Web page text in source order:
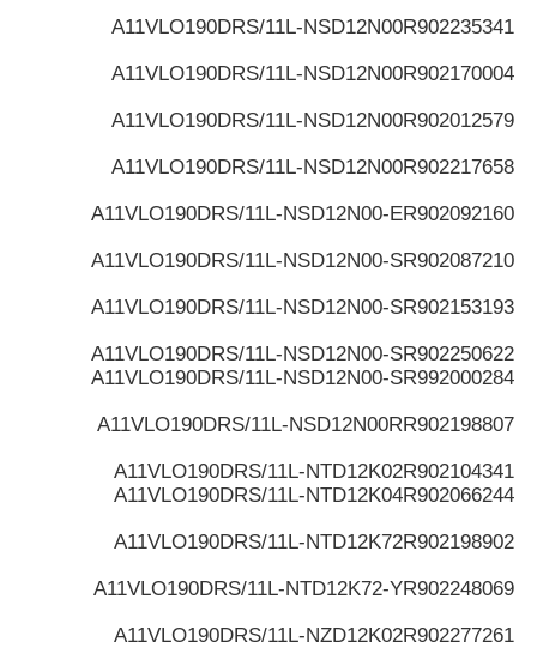
R902235341
A11VLO190DRS/11L-NSD12N00
R902170004
A11VLO190DRS/11L-NSD12N00
R902012579
A11VLO190DRS/11L-NSD12N00
R902217658
A11VLO190DRS/11L-NSD12N00
R902092160
A11VLO190DRS/11L-NSD12N00-E
R902087210
A11VLO190DRS/11L-NSD12N00-S
R902153193
A11VLO190DRS/11L-NSD12N00-S
R902250622
A11VLO190DRS/11L-NSD12N00-S
R992000284
A11VLO190DRS/11L-NSD12N00-S
R902198807
A11VLO190DRS/11L-NSD12N00R
R902104341
A11VLO190DRS/11L-NTD12K02
R902066244
A11VLO190DRS/11L-NTD12K04
R902198902
A11VLO190DRS/11L-NTD12K72
R902248069
A11VLO190DRS/11L-NTD12K72-Y
R902277261
A11VLO190DRS/11L-NZD12K02